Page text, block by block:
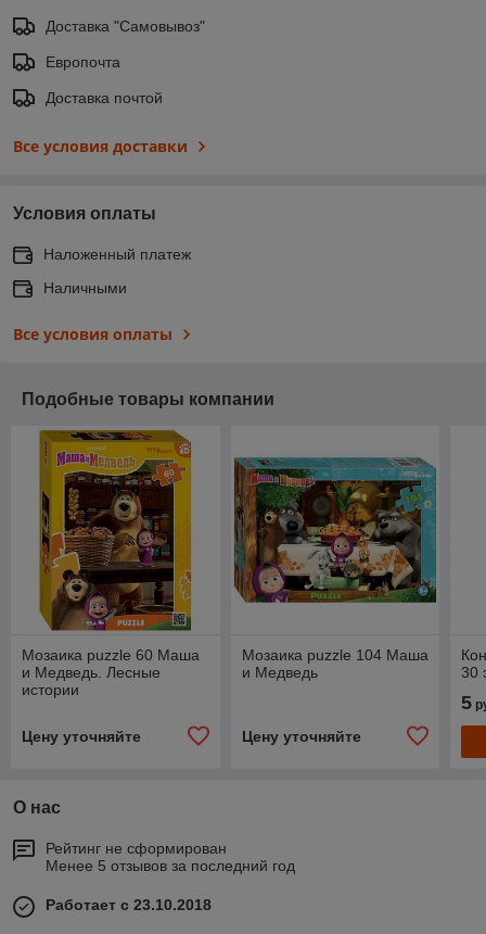
Доставка "Самовывоз"
Европочта
Доставка почтой
Все условия доставки
Условия оплаты
Наложенный платеж
Наличными
Все условия оплаты
Подобные товары компании
Мозаика puzzle 60 Маша
и Медведь. Лесные
истории
Цену уточняйте
Мозаика puzzle 104 Маша
и Медведь
Цену уточняйте
30
5
О нас
Рейтинг не сформирован
Менее 5 отзывов за последний год
Работает с 23.10.2018